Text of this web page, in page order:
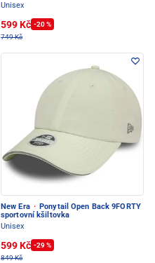
Unisex
599 Kč -20 %
749 Kč
New Era · Ponytail Open Back 9FORTY
sportovní kšiltovka
Unisex
599 Kč -29 %
849 Kč